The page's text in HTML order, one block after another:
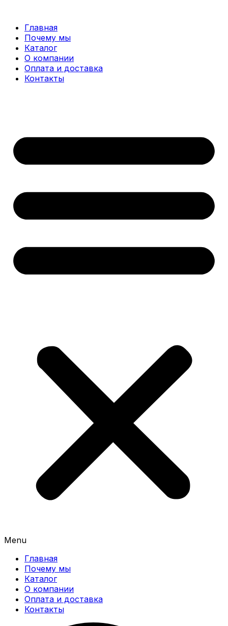
содержимому
Главная
Почему мы
Каталог
О компании
Оплата и доставка
Контакты
Menu
Главная
Почему мы
Каталог
О компании
Оплата и доставка
Контакты